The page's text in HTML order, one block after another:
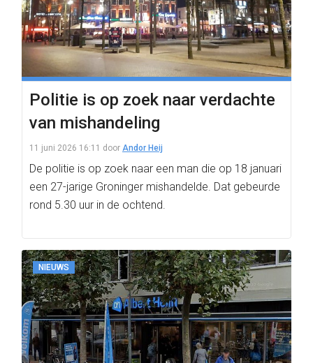
Politie is op zoek naar verdachte
van mishandeling
11 juni 2026 16:11 door Andor Heij
De politie is op zoek naar een man die op 18 januari
een 27-jarige Groninger mishandelde. Dat gebeurde
rond 5.30 uur in de ochtend.
NIEUWS